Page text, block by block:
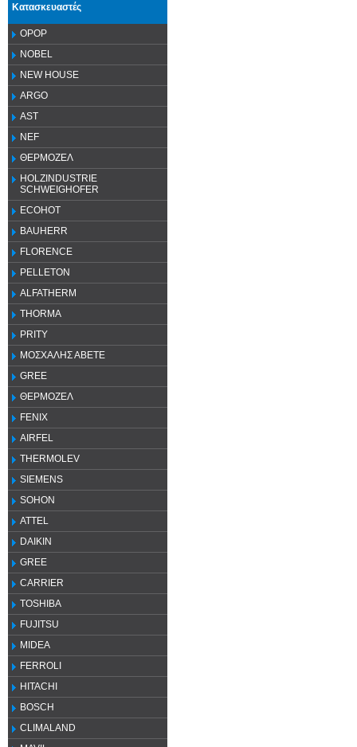
Κατασκευαστές
OPOP
NOBEL
NEW HOUSE
ARGO
AST
NEF
ΘΕΡΜΟΖΕΛ
HOLZINDUSTRIE
SCHWEIGHOFER
ECOHOT
BAUHERR
FLORENCE
PELLETON
ALFATHERM
THORMA
PRITY
ΜΟΣΧΑΛΗΣ ΑΒΕΤΕ
GREE
ΘΕΡΜΟΖΕΛ
FENIX
AIRFEL
THERMOLEV
SIEMENS
SOHON
ATTEL
DAIKIN
GREE
CARRIER
TOSHIBA
FUJITSU
MIDEA
FERROLI
HITACHI
BOSCH
CLIMALAND